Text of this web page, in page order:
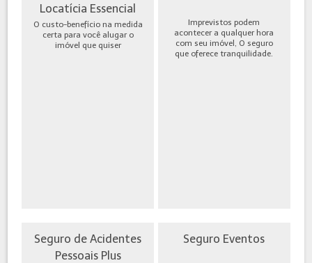
Locatícia Essencial
O custo-benefício na medida
certa para você alugar o
imóvel que quiser
Imprevistos podem
acontecer a qualquer hora
com seu imóvel, O seguro
que oferece tranquilidade.
Seguro de Acidentes
Pessoais Plus
Seguro Eventos